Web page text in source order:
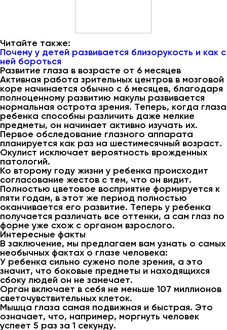
Читайте также:
Почему у детей развивается близорукость и как с
ней бороться
Развитие глаза в возрасте от 6 месяцев
Активная работа зрительных центров в мозговой
коре начинается обычно с 6 месяцев, благодаря
полноценному развитию макулы развивается
нормальная острота зрения. Теперь, когда глаза
ребенка способны различить даже мелкие
предметы, он начинает активно изучать их.
Первое обследование глазного аппарата
планируется как раз на шестимесячный возраст.
Окулист исключает вероятность врожденных
патологий.
Ко второму году жизни у ребенка происходит
согласование жестов с тем, что он видит.
Полностью цветовое восприятие формируется к
пяти годам, в этот же период полностью
оканчивается его развитие. Теперь у ребенка
получается различать все оттенки, а сам глаз по
форме уже схож с органом взрослого.
Интересные факты
В заключение, мы предлагаем вам узнать о самых
необычных фактах о глазе человека:
У ребенка сильно сужено поле зрения, а это
значит, что боковые предметы и находящихся
сбоку людей он не замечает.
Орган включает в себя не меньше 107 миллионов
светочувствительных клеток.
Мышца глаза самая подвижная и быстрая. Это
означает, что, например, моргнуть человек
успеет 5 раз за 1 секунду.